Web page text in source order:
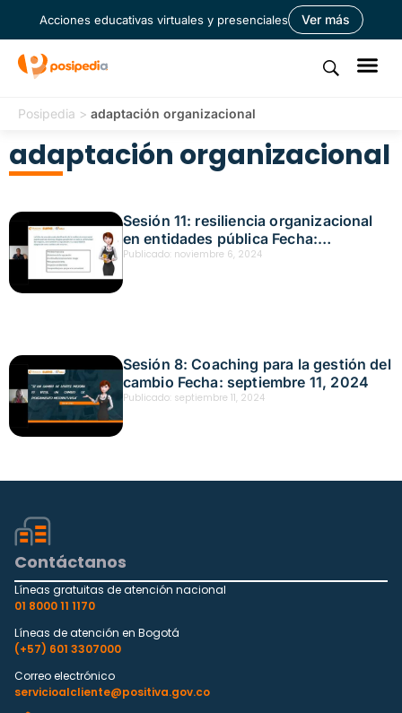
Acciones educativas virtuales y presenciales Ver más
Posipedia > adaptación organizacional
adaptación organizacional
Sesión 11: resiliencia organizacional
en entidades pública Fecha:
noviembre 5, 2024
Publicado: noviembre 6, 2024
Sesión 8: Coaching para la gestión del
cambio Fecha: septiembre 11, 2024
Publicado: septiembre 11, 2024
Contáctanos
Líneas gratuitas de atención nacional
01 8000 11 1170
Líneas de atención en Bogotá
(+57) 601 3307000
Correo electrónico
servicioalcliente@positiva.gov.co